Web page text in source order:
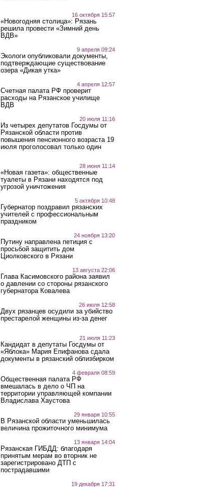
16 октября 15:57
«Новогодняя столица»: Рязань
решила провести «Зимний день
ВДВ»
9 апреля 09:24
Экологи опубликовали документы,
подтверждающие существование
озера «Дикая утка»
4 апреля 12:57
Счетная палата РФ проверит
расходы на Рязанское училище
ВДВ
20 июля 11:16
Из четырех депутатов Госдумы от
Рязанской области против
повышения пенсионного возраста 19
июля проголосовал только один
28 июня 11:14
«Новая газета»: общественные
туалеты в Рязани находятся под
угрозой уничтожения
5 октября 10:48
Губернатор поздравил рязанских
учителей с профессиональным
праздником
24 ноября 13:20
Путину направлена петиция с
просьбой защитить дом
Циолковского в Рязани
13 августа 22:06
Глава Касимовского района заявил
о давлении со стороны рязанского
губернатора Ковалева
26 июля 12:58
Двух рязанцев осудили за убийство
престарелой женщины из-за денег
21 июля 11:23
Кандидат в депутаты Госдумы от
«Яблока» Мария Епифанова сдала
документы в рязанский облизбирком
4 февраля 08:59
Общественная палата РФ
вмешалась в дело о ЧП на
территории управляющей компании
Владислава Хаустова
29 января 10:55
В Рязанской области уменьшилась
величина прожиточного минимума
13 января 14:04
Рязанская ГИБДД: благодаря
принятым мерам во вторник не
зарегистрировано ДТП с
пострадавшими
19 декабря 17:31